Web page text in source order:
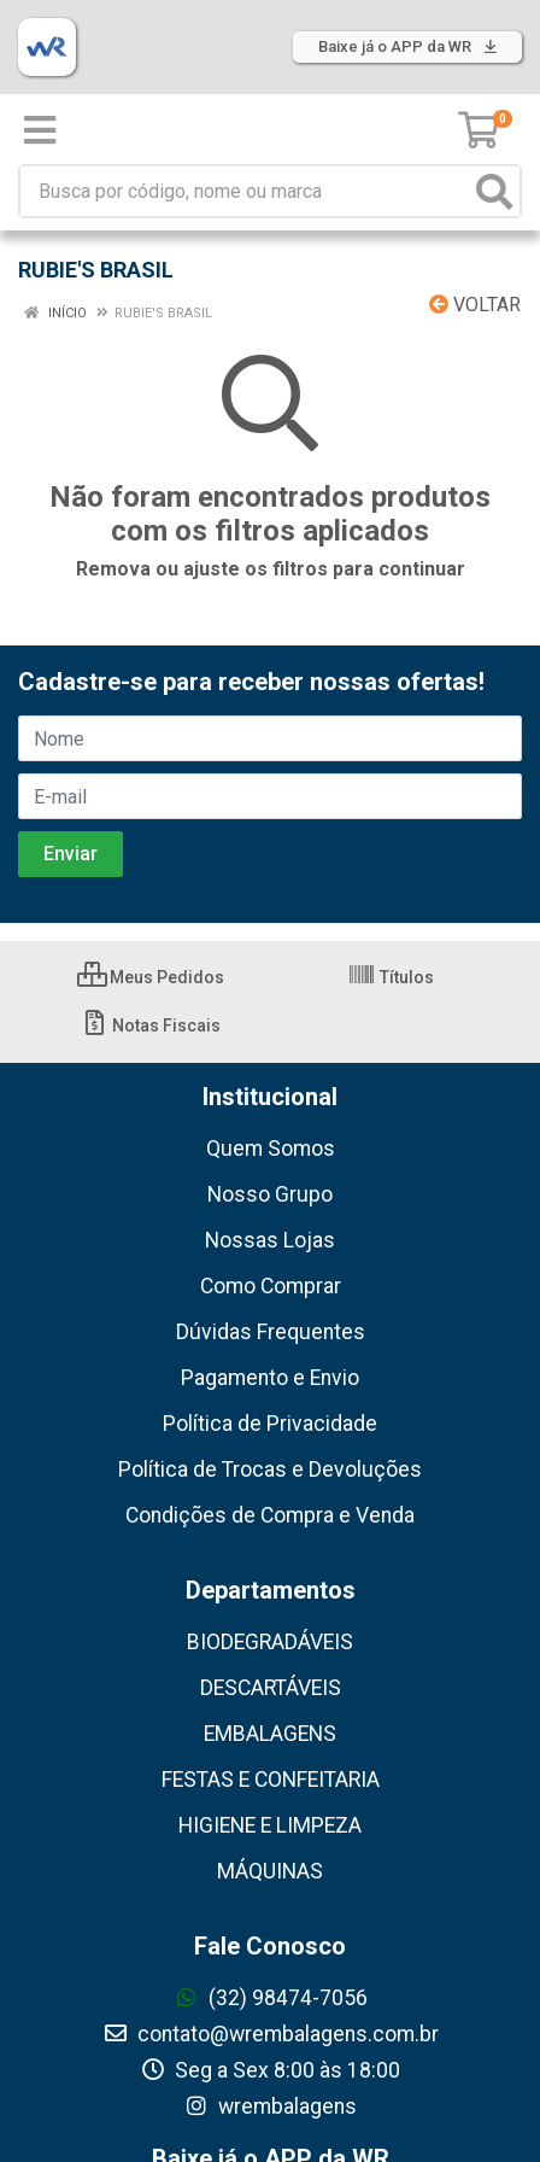
Baixe já o APP da WR
0
RUBIE'S BRASIL
VOLTAR
INÍCIO RUBIE'S BRASIL
Não foram encontrados produtos
com os filtros aplicados
Remova ou ajuste os filtros para continuar
Cadastre-se para receber nossas ofertas!
Meus Pedidos Títulos
Notas Fiscais
Institucional
Quem Somos
Nosso Grupo
Nossas Lojas
Como Comprar
Dúvidas Frequentes
Pagamento e Envio
Política de Privacidade
Política de Trocas e Devoluções
Condições de Compra e Venda
Departamentos
BIODEGRADÁVEIS
DESCARTÁVEIS
EMBALAGENS
FESTAS E CONFEITARIA
HIGIENE E LIMPEZA
MÁQUINAS
Fale Conosco
(32) 98474-7056
contato@wrembalagens.com.br
Seg a Sex 8:00 às 18:00
wrembalagens